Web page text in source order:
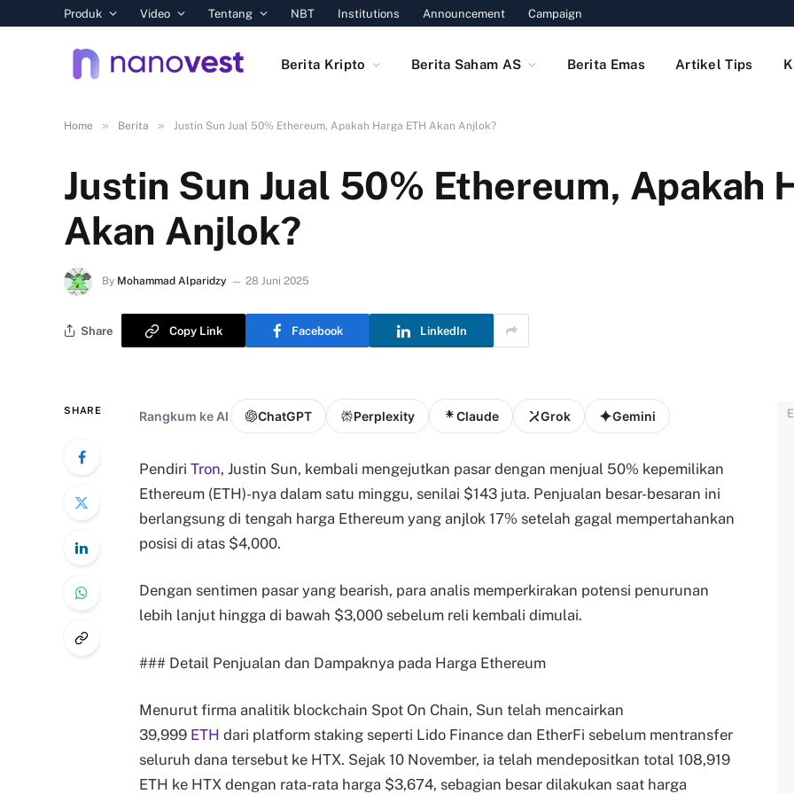
Produk Video Tentang NBT Institutions Announcement Campaign
Berita Kripto Berita Saham AS Berita Emas Artikel Tips
Home » Berita » Justin Sun Jual 50% Ethereum, Apakah Harga ETH Akan Anjlok?
Justin Sun Jual 50% Ethereum, Apakah
Akan Anjlok?
By Mohammad Alparidzy 28 Juni 2025
Share Copy Link Facebook LinkedIn
SHARE Rangkum ke AI ChatGPT Perplexity Claude Grok Gemini
Pendiri Tron, Justin Sun, kembali mengejutkan pasar dengan menjual 50% kepemilikan
Ethereum (ETH)-nya dalam satu minggu, senilai $143 juta. Penjualan besar-besaran ini
berlangsung di tengah harga Ethereum yang anjlok 17% setelah gagal mempertahankan
posisi di atas $4,000.
Dengan sentimen pasar yang bearish, para analis memperkirakan potensi penurunan
lebih lanjut hingga di bawah $3,000 sebelum reli kembali dimulai.
### Detail Penjualan dan Dampaknya pada Harga Ethereum
Menurut firma analitik blockchain Spot On Chain, Sun telah mencairkan
39,999 ETH dari platform staking seperti Lido Finance dan EtherFi sebelum mentransfer
seluruh dana tersebut ke HTX. Sejak 10 November, ia telah mendepositkan total 108,919
ETH ke HTX dengan rata-rata harga $3,674, sebagian besar dilakukan saat harga